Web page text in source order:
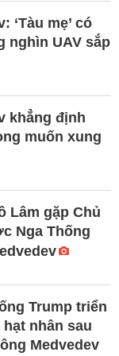
‘Tàu mẹ’ có
nghìn UAV sắp
khẳng định
muốn xung
Lâm gặp Chủ
Nga Thống
Trump triển
hạt nhân sau
Medvedev